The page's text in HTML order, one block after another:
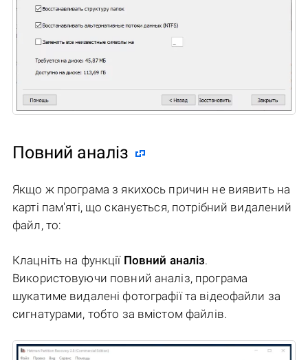
Повний аналіз
Якщо ж програма з якихось причин не виявить на
карті пам'яті, що сканується, потрібний видалений
файл, то:
Клацніть на функції Повний аналіз.
Використовуючи повний аналіз, програма
шукатиме видалені фотографії та відеофайли за
сигнатурами, тобто за вмістом файлів.